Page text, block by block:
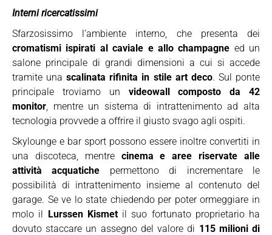
Interni ricercatissimi
Sfarzosissimo l’ambiente interno, che presenta dei
cromatismi ispirati al caviale e allo champagne ed un
salone principale di grandi dimensioni a cui si accede
tramite unascalinata rifinita in stile art deco. Sul ponte
principale troviamo un videowall composto da 42
monitor, mentre un sistema di intrattenimento ad alta
tecnologia provvede a offrire il giusto svago agli ospiti.
Skylounge e bar sport possono essere inoltre convertiti in
una discoteca, mentre cinema e aree riservate alle
attività acquatiche permettono di incrementare le
possibilità di intrattenimento insieme al contenuto del
garage. Se ve lo state chiedendo per poter ormeggiare in
molo il Lurssen Kismetil suo fortunato proprietario ha
dovuto staccare un assegno del valore di 115 milioni di